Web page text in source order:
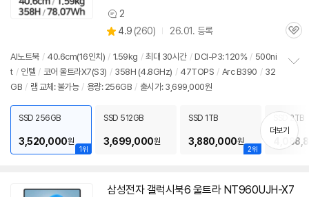
상
품
견
2
별
점
4.9 (상
리
뷰
260) 26.01. 등록
관
AI노트북 / 40.6cm(16인치) / 1.59kg / 최대 30시간 / DCI-P3: 120% / 500ni
t / 인텔 / 코어 울트라X7(S3) / 358H (4.8GHz) / 47TOPS / Arc B390 / 32
GB / 램 교체: 불가능 / 용량: 256GB / 출시가: 3,699,000원
치
기
1위
SSD 256GB
3,520,000원
SSD 512GB
3,699,000원
2위
SSD 1TB
3,880,000원
SSD 2TB
더보기
삼성전자 갤럭시북6 울트라 NT960UJH-X7